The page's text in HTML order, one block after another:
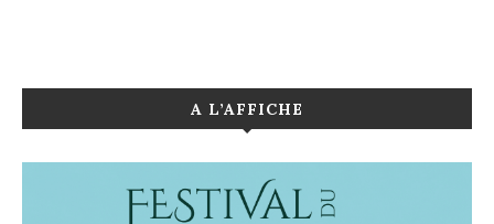
A L’AFFICHE